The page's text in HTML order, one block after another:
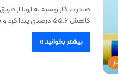
کاهش ۵۵.۶ درصدی پیدا کرد و به ۲۸.۳…
بیشتر بخوانید »